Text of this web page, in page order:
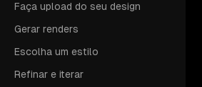
Faça upload do seu design
Gerar renders
Escolha um estilo
Refinar e iterar